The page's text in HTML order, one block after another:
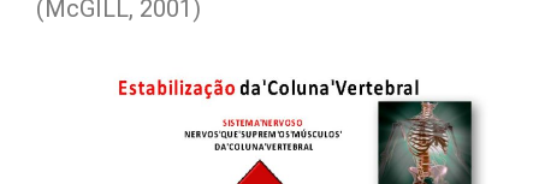
(McGILL, 2001)